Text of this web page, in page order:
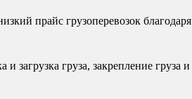
прайс грузоперевозок благодаря
загрузка груза, закрепление груза и